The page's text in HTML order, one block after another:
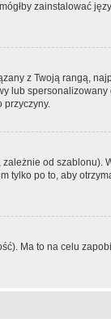
zainstalować
z Twoją rangą,
lub
przyczyny.
od szablonu).
tylko po to, aby
Ma to na celu